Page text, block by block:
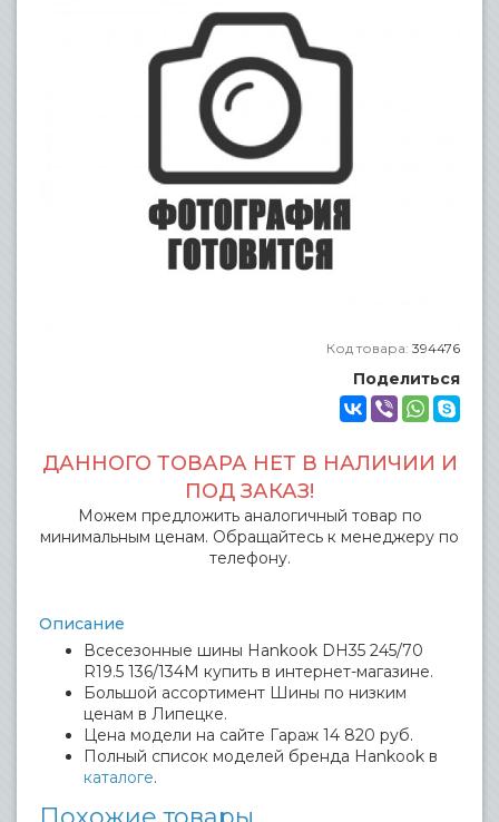
Код товара: 394476
Поделиться
ДАННОГО ТОВАРА НЕТ В НАЛИЧИИ И
ПОД ЗАКАЗ!
Можем предложить аналогичный товар по
минимальным ценам. Обращайтесь к менеджеру по
телефону.
Описание
Всесезонные шины Hankook DH35 245/70
R19.5 136/134M купить в интернет-магазине.
Большой ассортимент Шины по низким
ценам в Липецке.
Цена модели на сайте Гараж 14 820 руб.
Полный список моделей бренда Hankook в
каталоге.